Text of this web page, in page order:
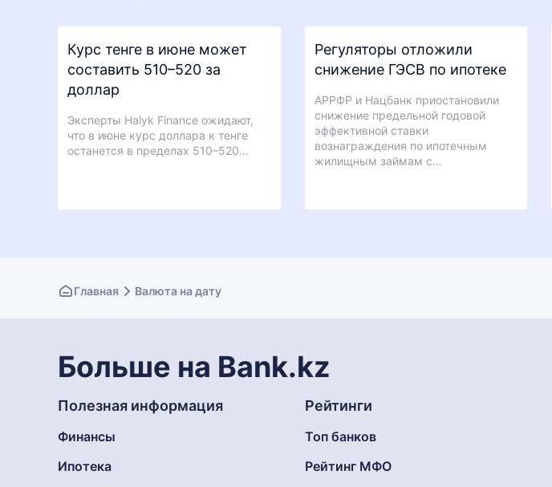
Курс тенге в июне может
составить 510–520 за
доллар
Эксперты Halyk Finance ожидают,
что в июне курс доллара к тенге
останется в пределах 510–520…
Регуляторы отложили
снижение ГЭСВ по ипотеке
АРРФР и Нацбанк приостановили
снижение предельной годовой
эффективной ставки
вознаграждения по ипотечным
жилищным займам с…
Главная Валюта на дату
Больше на Bank.kz
Полезная информация
Финансы
Ипотека
Рейтинги
Топ банков
Рейтинг МФО